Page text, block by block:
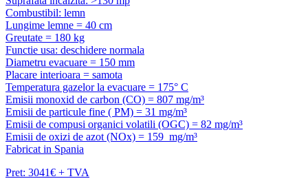
Combustibil: lemn
Lungime lemne = 40 cm
Greutate = 180 kg
Functie usa: deschidere normala
Diametru evacuare = 150 mm
Placare interioara = samota
Temperatura gazelor la evacuare = 175° C
Emisii monoxid de carbon (CO) = 807 mg/m³
Emisii de particule fine ( PM) = 31 mg/m³
Emisii de compusi organici volatili (OGC) = 82 mg/m³
Emisii de oxizi de azot (NOx) = 159 mg/m³
Fabricat in Spania
Pret: 3041€ + TVA